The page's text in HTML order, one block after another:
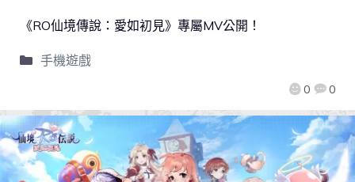
0 0
《RO仙境傳說：愛如初見》專屬MV公開！
手機遊戲